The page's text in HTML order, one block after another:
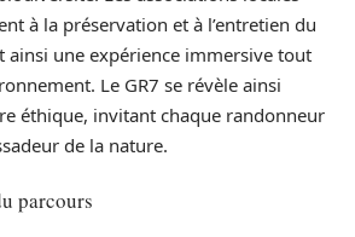
à la préservation et à l’entretien du
ainsi une expérience immersive tout
Le GR7 se révèle ainsi
éthique, invitant chaque randonneur
de la nature.
parcours